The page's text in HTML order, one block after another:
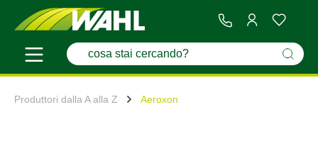
Produttori dalla A alla Z Aeroxon